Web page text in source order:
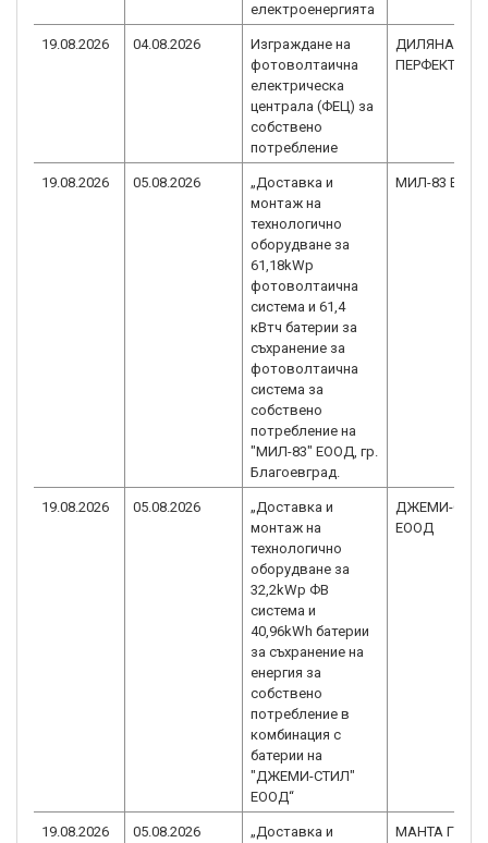
електроенергията
19.08.2026 04.08.2026
Изграждане на
фотоволтаична
електрическа
централа (ФЕЦ) за
собствено
потребление
ДИЛЯНА-
ПЕРФЕКТ
19.08.2026 05.08.2026
„Доставка и
монтаж на
технологично
оборудване за
61,18kWp
фотоволтаичнa
системa и 61,4
кВтч батерии за
съхранение за
фотоволтаична
система за
собствено
потребление на
"МИЛ-83" ЕООД, гр.
Благоевград.
МИЛ-83 ЕООД
19.08.2026 05.08.2026
„Доставка и
монтаж на
технологично
оборудване за
32,2kWp ФВ
система и
40,96kWh батерии
за съхранение на
енергия за
собствено
потребление в
комбинация с
батерии на
"ДЖЕМИ-СТИЛ"
ЕООД“
ДЖЕМИ-СТИЛ
ЕООД
19.08.2026 05.08.2026
„Доставка и
МАНТА ГРУП